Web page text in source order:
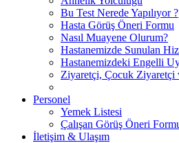
Bu Test Nerede Yapılıyor ?
Hasta Görüş Öneri Formu
Nasıl Muayene Olurum?
Hastanemizde Sunulan
Hastanemizdeki Engelli
Ziyaretçi, Çocuk Ziyaretçi
Personel
Yemek Listesi
Çalışan Görüş Öneri
İletişim & Ulaşım